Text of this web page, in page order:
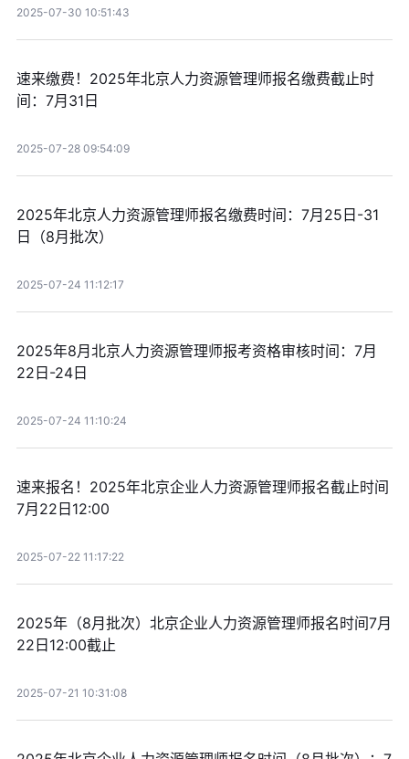
2025-07-30 10:51:43
速来缴费！2025年北京人力资源管理师报名缴费截止时
间：7月31日
2025-07-28 09:54:09
2025年北京人力资源管理师报名缴费时间：7月25日-31
日（8月批次）
2025-07-24 11:12:17
2025年8月北京人力资源管理师报考资格审核时间：7月
22日-24日
2025-07-24 11:10:24
速来报名！2025年北京企业人力资源管理师报名截止时间
7月22日12:00
2025-07-22 11:17:22
2025年（8月批次）北京企业人力资源管理师报名时间7月
22日12:00截止
2025-07-21 10:31:08